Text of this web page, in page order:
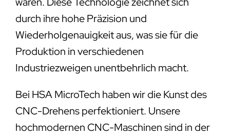
durch ihre hohe Präzision und
Wiederholgenauigkeit aus, was sie für die
Produktion in verschiedenen
Industriezweigen unentbehrlich macht.
Bei HSA MicroTech haben wir die Kunst des
CNC-Drehens perfektioniert. Unsere
hochmodernen CNC-Maschinen sind in der